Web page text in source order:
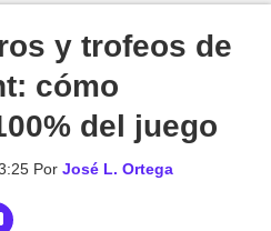
y trofeos de
cómo
del juego
Por José L. Ortega